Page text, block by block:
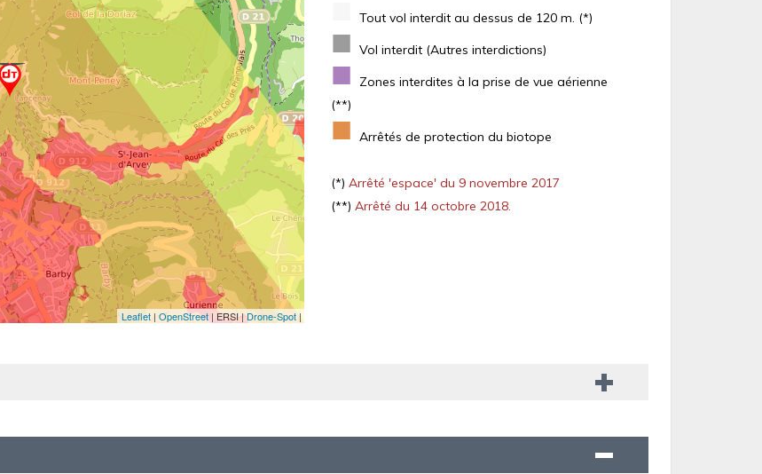
Tout vol interdit au dessus de 120 m. (*)
■ Vol interdit (Autres interdictions)
■
Zones interdites à la prise de vue aérienne
(**)
■ Arrêtés de protection du biotope
(*) Arrêté 'espace' du 9 novembre 2017
(**) Arrêté du 14 octobre 2018.